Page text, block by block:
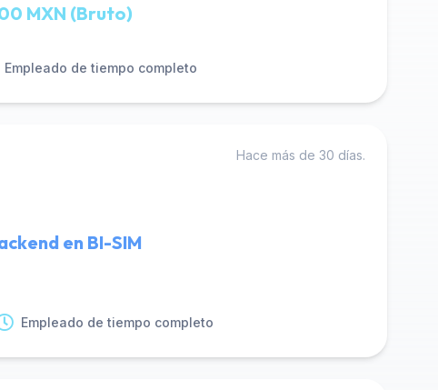
MXN (Bruto)
Empleado de tiempo completo
Hace más de 30 días.
en BI-SIM
Empleado de tiempo completo